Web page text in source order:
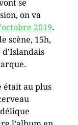
se
on va
2019.
scène, 15h,
était au plus